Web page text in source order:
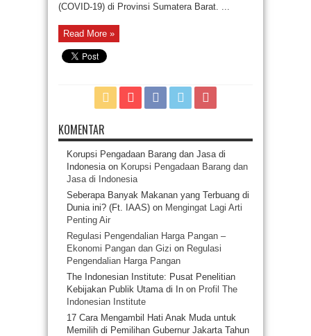
(COVID-19) di Provinsi Sumatera Barat. ...
Read More »
KOMENTAR
Korupsi Pengadaan Barang dan Jasa di
Indonesia on Korupsi Pengadaan Barang dan
Jasa di Indonesia
Seberapa Banyak Makanan yang Terbuang di
Dunia ini? (Ft. IAAS) on Mengingat Lagi Arti
Penting Air
Regulasi Pengendalian Harga Pangan –
Ekonomi Pangan dan Gizi on Regulasi
Pengendalian Harga Pangan
The Indonesian Institute: Pusat Penelitian
Kebijakan Publik Utama di In on Profil The
Indonesian Institute
17 Cara Mengambil Hati Anak Muda untuk
Memilih di Pemilihan Gubernur Jakarta Tahun